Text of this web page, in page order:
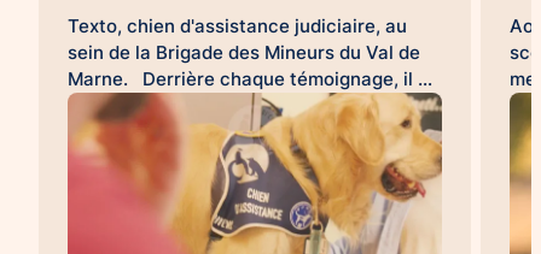
Texto, chien d'assistance judiciaire, au
sein de la Brigade des Mineurs du Val de
Marne. Derrière chaque témoignage, il y
a une histoire difficile à raconter. Pour de
nombreuses victimes, franchir la porte
d'un commissariat ou d'un tribunal, revivre
les faits lors d'une audition ou d'une
expertise peut être une épreuve. À leurs
côtés, les chiens d'assistance judiciaire